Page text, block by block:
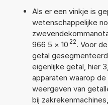
Als er een vinkje is
wetenschappelijke
966 5 × 10 22. Voor
getal
eigenlijke getal, hier
apparaten waarop
weergeven van
bij